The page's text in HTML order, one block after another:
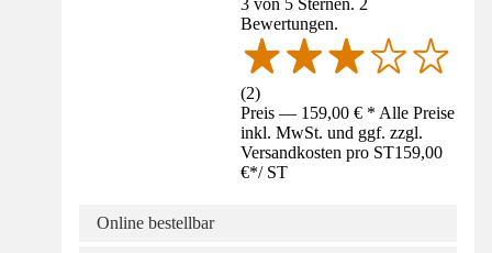
3 von 5 Sternen. 2
Bewertungen.
(2)
Preis — 159,00 € * Alle Preise
inkl. MwSt. und ggf. zzgl.
Versandkosten pro ST159,00
€*/ ST
Online bestellbar